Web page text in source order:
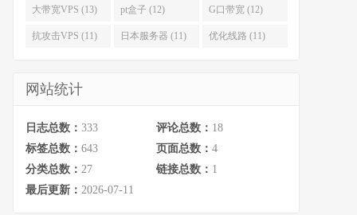
大带宽VPS (13) pt盒子 (12) G口带宽 (12)
抗攻击VPS (11) 日本服务器 (11) 优化线路 (11)
网站统计
日志总数： 333 评论总数： 18
标签总数： 643 页面总数： 4
分类总数： 27 链接总数： 1
最后更新： 2026-07-11